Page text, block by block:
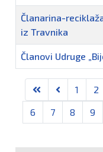
Članarina-
iz Travnika
Članovi Udruge
1 2
6
7 8 9